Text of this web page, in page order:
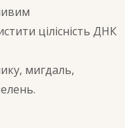
цілісність ДНК
мигдаль,